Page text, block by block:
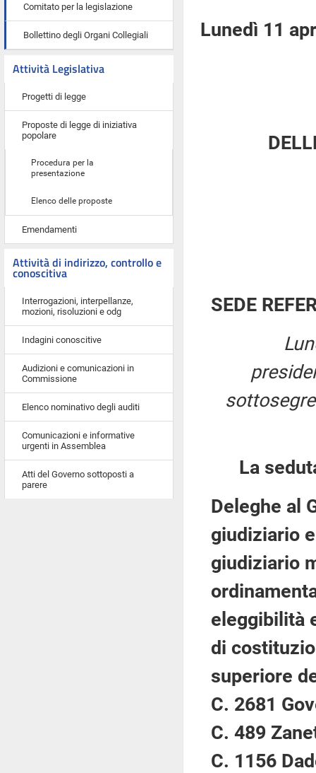
Comitato per la legislazione
Bollettino degli Organi Collegiali
Attività Legislativa
Progetti di legge
Proposte di legge di iniziativa
popolare
Procedura per la
presentazione
Elenco delle proposte
Emendamenti
Attività di indirizzo, controllo e
conoscitiva
Interrogazioni, interpellanze,
mozioni, risoluzioni e odg
Indagini conoscitive
Audizioni e comunicazioni in
Commissione
Elenco nominativo degli auditi
Comunicazioni e informative
urgenti in Assemblea
Atti del Governo sottoposti a
parere
Lunedì 11
SEDE
La
Deleghe al
giudiziario
giudiziario
eleggibilità
di
superiore
C. 2681
C. 489
C. 1156